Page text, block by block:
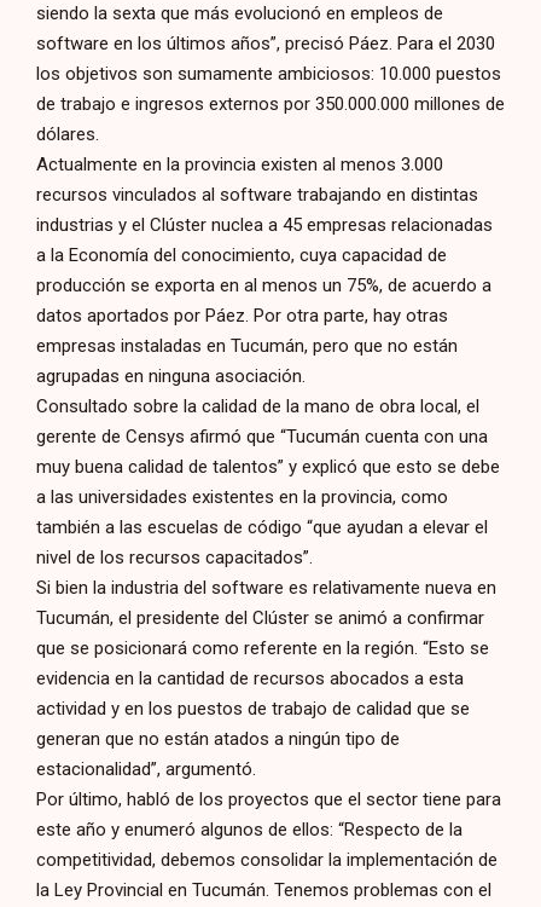
siendo la sexta que más evolucionó en empleos de
software en los últimos años”, precisó Páez. Para el 2030
los objetivos son sumamente ambiciosos: 10.000 puestos
de trabajo e ingresos externos por 350.000.000 millones de
dólares.
Actualmente en la provincia existen al menos 3.000
recursos vinculados al software trabajando en distintas
industrias y el Clúster nuclea a 45 empresas relacionadas
a la Economía del conocimiento, cuya capacidad de
producción se exporta en al menos un 75%, de acuerdo a
datos aportados por Páez. Por otra parte, hay otras
empresas instaladas en Tucumán, pero que no están
agrupadas en ninguna asociación.
Consultado sobre la calidad de la mano de obra local, el
gerente de Censys afirmó que “Tucumán cuenta con una
muy buena calidad de talentos” y explicó que esto se debe
a las universidades existentes en la provincia, como
también a las escuelas de código “que ayudan a elevar el
nivel de los recursos capacitados”.
Si bien la industria del software es relativamente nueva en
Tucumán, el presidente del Clúster se animó a confirmar
que se posicionará como referente en la región. “Esto se
evidencia en la cantidad de recursos abocados a esta
actividad y en los puestos de trabajo de calidad que se
generan que no están atados a ningún tipo de
estacionalidad”, argumentó.
Por último, habló de los proyectos que el sector tiene para
este año y enumeró algunos de ellos: “Respecto de la
competitividad, debemos consolidar la implementación de
la Ley Provincial en Tucumán. Tenemos problemas con el